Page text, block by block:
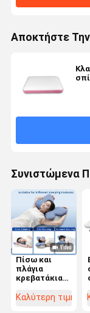
Αποκτήστε Την
Συνιστώμενα
Πίσω και
πλάγια
κρεβατάκια
μαξιλάρι από
Καλύτερη τιμή